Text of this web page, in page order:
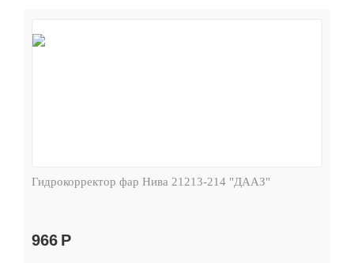
Гидрокорректор фар Нива 21213-214 "ДААЗ"
966 Р